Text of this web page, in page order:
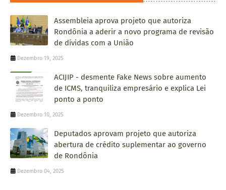
Assembleia aprova projeto que autoriza
Rondônia a aderir a novo programa de revisão
de dívidas com a União
Dezembro 19, 2025
ACIJIP - desmente Fake News sobre aumento
de ICMS, tranquiliza empresário e explica Lei
ponto a ponto
Dezembro 10, 2025
Deputados aprovam projeto que autoriza
abertura de crédito suplementar ao governo
de Rondônia
Dezembro 04, 2025